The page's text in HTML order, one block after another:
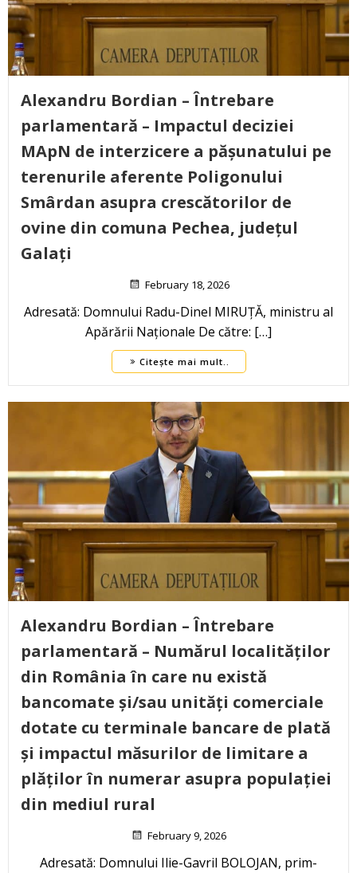
Alexandru Bordian – Întrebare
parlamentară – Impactul deciziei
MApN de interzicere a pășunatului pe
terenurile aferente Poligonului
Smârdan asupra crescătorilor de
ovine din comuna Pechea, județul
Galați
February 18, 2026
Adresată: Domnului Radu-Dinel MIRUȚĂ, ministru al
Apărării Naționale De către: […]
Citește mai mult..
Alexandru Bordian – Întrebare
parlamentară – Numărul localităților
din România în care nu există
bancomate și/sau unități comerciale
dotate cu terminale bancare de plată
și impactul măsurilor de limitare a
plăților în numerar asupra populației
din mediul rural
February 9, 2026
Adresată: Domnului Ilie-Gavril BOLOJAN, prim-